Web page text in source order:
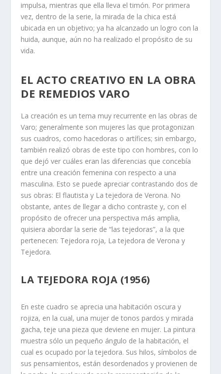
impulsa, mientras que ella lleva el timón. Por primera
vez, dentro de la serie, la mirada de la chica está
ubicada en un objetivo; ya ha alcanzado un logro con la
huida, aunque, aún no ha realizado el propósito de su
vida.
EL ACTO CREATIVO EN LA OBRA
DE REMEDIOS VARO
La creación es un tema muy recurrente en las obras de
Varo; generalmente son mujeres las que protagonizan
sus cuadros, como hacedoras o artífices; sin embargo,
también realizó obras de este tipo con hombres, con lo
que dejó ver cuáles eran las diferencias que concebía
entre una creación femenina con respecto a una
masculina. Esto se puede apreciar contrastando dos de
sus obras: El flautista y La tejedora de Verona. No
obstante, antes de llegar a dicho contraste y, con el
propósito de ofrecer una perspectiva más amplia,
quisiera abordar la serie de “las tejedoras”, a la que
pertenecen: Tejedora roja, La tejedora de Verona y
Tejedora.
LA TEJEDORA ROJA (1956)
En este cuadro se aprecia una habitación oscura y
rojiza, en la cual, una mujer de tonos pardos y mirada
gacha, teje una pieza que deviene en mujer. La pintura
muestra sólo un pequeño ángulo de la habitación, el
cual es ocupado por la tejedora. Sus hilos, símbolos de
sus pensamientos, están desordenados y provienen de